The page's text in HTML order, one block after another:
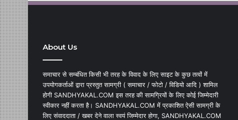
About Us
समाचार से सम्बंधित किसी भी तरह के विवाद के लिए साइट के कुछ तत्वों में
उपयोगकर्ताओं द्वारा प्रस्तुत सामग्री ( समाचार / फोटो / विडियो आदि ) शामिल
होगी SANDHYAKAL.COM इस तरह की सामग्रियों के लिए कोई जिम्मेदारी
स्वीकार नहीं करता है। SANDHYAKAL.COM में प्रकाशित ऐसी सामग्री के
लिए संवाददाता / खबर देने वाला स्वयं जिम्मेदार होगा, SANDHYAKAL.COM